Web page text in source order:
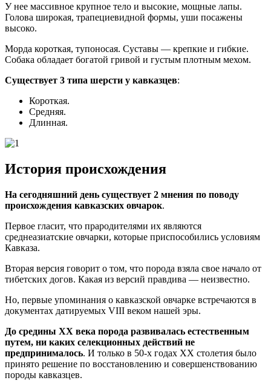
У нее массивное крупное тело и высокие, мощные лапы.
Голова широкая, трапециевидной формы, уши посажены
высоко.
Морда короткая, тупоносая. Суставы — крепкие и гибкие.
Собака обладает богатой гривой и густым плотным мехом.
Существует 3 типа шерсти у кавказцев:
Короткая.
Средняя.
Длинная.
История происхождения
На сегодняшний день существует 2 мнения по поводу
происхождения кавказских овчарок.
Первое гласит, что прародителями их являются
среднеазиатские овчарки, которые приспособились условиям
Кавказа.
Вторая версия говорит о том, что порода взяла свое начало от
тибетских догов. Какая из версий правдива — неизвестно.
Но, первые упоминания о кавказской овчарке встречаются в
документах датируемых VIII веком нашей эры.
До средины XX века порода развивалась естественным
путем, ни каких селекционных действий не
предпринималось. И только в 50-х годах XX столетия было
принято решение по восстановлению и совершенствованию
породы кавказцев.